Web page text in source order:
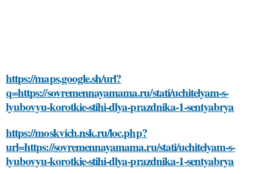
https://maps.google.sh/url?
q=https://sovremennayamama.ru/stati/uchitelyam-s-
lyubovyu-korotkie-stihi-dlya-prazdnika-1-sentyabrya
https://moskvich.nsk.ru/loc.php?
url=https://sovremennayamama.ru/stati/uchitelyam-s-
lyubovyu-korotkie-stihi-dlya-prazdnika-1-sentyabrya